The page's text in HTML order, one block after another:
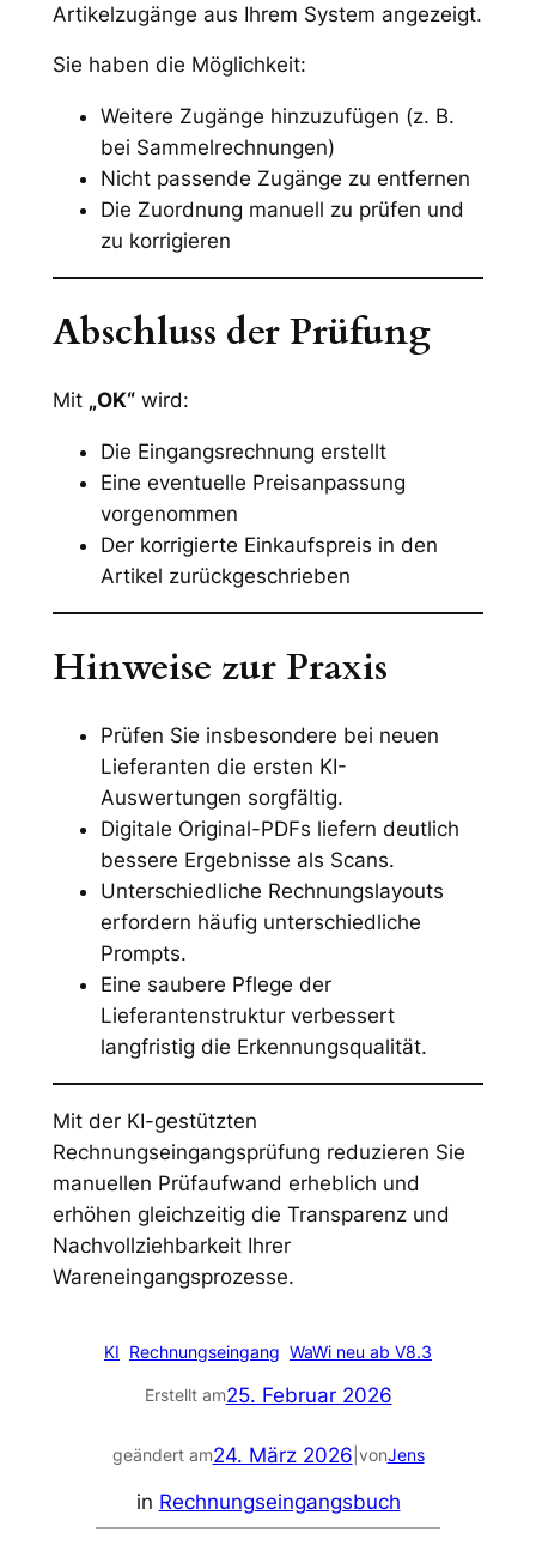
Artikelzugänge aus Ihrem System angezeigt.
Sie haben die Möglichkeit:
Weitere Zugänge hinzuzufügen (z. B.
bei Sammelrechnungen)
Nicht passende Zugänge zu entfernen
Die Zuordnung manuell zu prüfen und
zu korrigieren
Abschluss der Prüfung
Mit „OK“wird:
Die Eingangsrechnung erstellt
Eine eventuelle Preisanpassung
vorgenommen
Der korrigierte Einkaufspreis in den
Artikel zurückgeschrieben
Hinweise zur Praxis
Prüfen Sie insbesondere bei neuen
Lieferanten die ersten KI-
Auswertungen sorgfältig.
Digitale Original-PDFs liefern deutlich
bessere Ergebnisse als Scans.
Unterschiedliche Rechnungslayouts
erfordern häufig unterschiedliche
Prompts.
Eine saubere Pflege der
Lieferantenstruktur verbessert
langfristig die Erkennungsqualität.
Mit der KI-gestützten
Rechnungseingangsprüfung reduzieren Sie
manuellen Prüfaufwand erheblich und
erhöhen gleichzeitig die Transparenz und
Nachvollziehbarkeit Ihrer
Wareneingangsprozesse.
KI Rechnungseingang WaWi neu ab V8.3
Erstellt am25. Februar 2026
geändert am24. März 2026 vonJens
in Rechnungseingangsbuch